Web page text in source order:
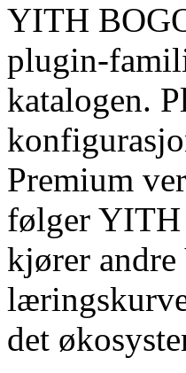
YITH
plugin-
katalogen.
Premium
følger YITH
kjører
det